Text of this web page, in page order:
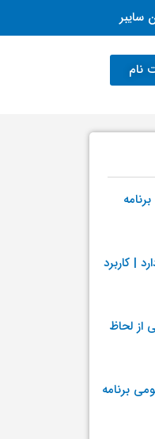
سایبر
نام
| کاربرد
از لحاظ
برنامه